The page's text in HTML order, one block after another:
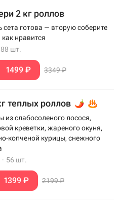
2 кг роллов
сета готова — вторую соберите
нравится
88 шт.
1499 ₽ 3349 ₽
теплых роллов
из слабосоленого лосося,
креветки, жареного окуня,
копченой курицы, снежного
· 56 шт.
1399 ₽ 2199 ₽